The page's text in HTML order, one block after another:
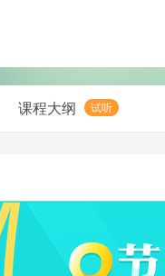
课程大纲 试听